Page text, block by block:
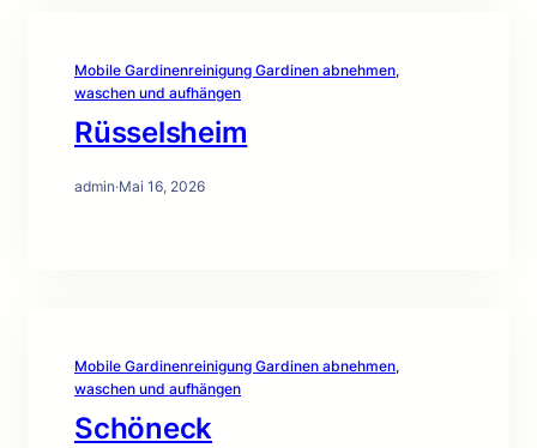
Mobile Gardinenreinigung Gardinen abnehmen,
waschen und aufhängen
Rüsselsheim
admin·Mai 16, 2026
Mobile Gardinenreinigung Gardinen abnehmen,
waschen und aufhängen
Schöneck